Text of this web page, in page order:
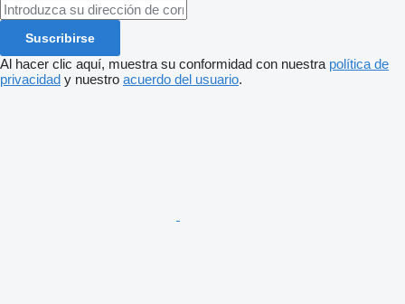
Suscribirse
Al hacer clic aquí, muestra su conformidad con nuestra política de
privacidad y nuestro acuerdo del usuario.